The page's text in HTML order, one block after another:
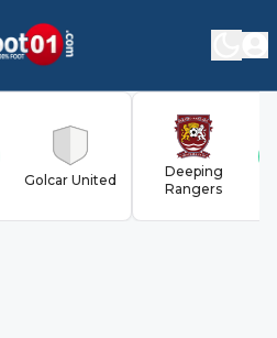
Golcar United
Deeping
Rangers